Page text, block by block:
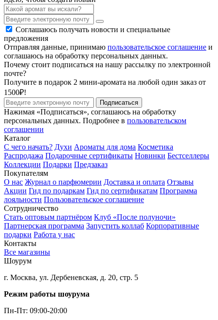
Соглашаюсь получать новости и специальные
предложения
Отправляя данные, принимаю пользовательское соглашение и
соглашаюсь на обработку персональных данных.
Почему стоит подписаться на нашу рассылку по электронной
почте?
Получите в подарок 2 мини-аромата на любой один заказ от
1500₽!
Подписаться
Нажимая «Подписаться», соглашаюсь на обработку
персональных данных. Подробнее в пользовательском
соглашении
Каталог
С чего начать? Духи Ароматы для дома Косметика
Распродажа Подарочные сертификаты Новинки Бестселлеры
Коллекции Подарки Предзаказ
Покупателям
О нас Журнал о парфюмерии Доставка и оплата Отзывы
Акции Гид по подаркам Гид по сертификатам Программа
лояльности Пользовательское соглашение
Сотрудничество
Стать оптовым партнёром Клуб «После полуночи»
Партнерская программа Запустить коллаб Корпоративные
подарки Работа у нас
Контакты
Все магазины
Шоурум
г. Москва, ул. Дербеневская, д. 20, стр. 5
Режим работы шоурума
Пн-Пт: 09:00-20:00